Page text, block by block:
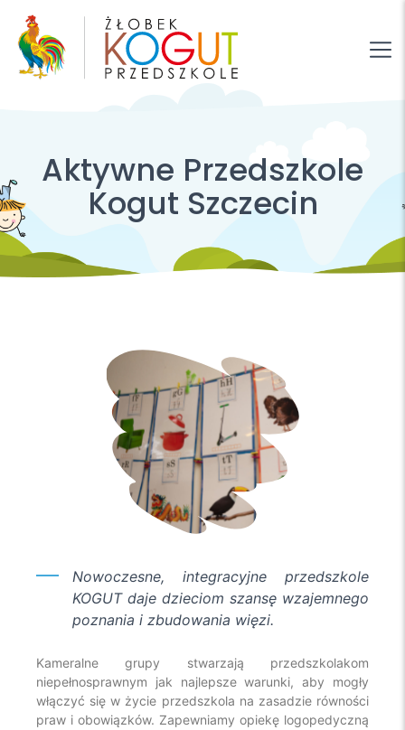
Aktywne Przedszkole
Kogut Szczecin
Nowoczesne, integracyjne przedszkole
KOGUT daje dzieciom szansę wzajemnego
poznania i zbudowania więzi.
Kameralne grupy stwarzają przedszkolakom
niepełnosprawnym jak najlepsze warunki, aby mogły
włączyć się w życie przedszkola na zasadzie równości
praw i obowiązków. Zapewniamy opiekę logopedyczną